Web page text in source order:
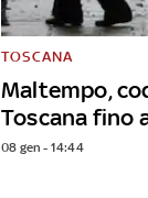
Maltempo,
Toscana fino
TOSCANA
08 gen - 14:44